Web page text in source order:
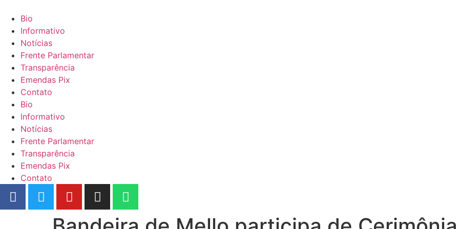
Bio
Informativo
Notícias
Frente Parlamentar
Transparência
Emendas Pix
Contato
Bio
Informativo
Notícias
Frente Parlamentar
Transparência
Emendas Pix
Contato